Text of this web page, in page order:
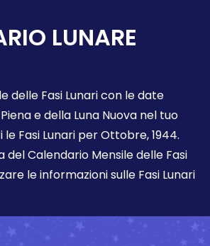
LUNARE
delle Fasi Lunari con le date
e della Luna Nuova nel tuo
Fasi Lunari per Ottobre, 1944.
del Calendario Mensile delle Fasi
le informazioni sulle Fasi Lunari